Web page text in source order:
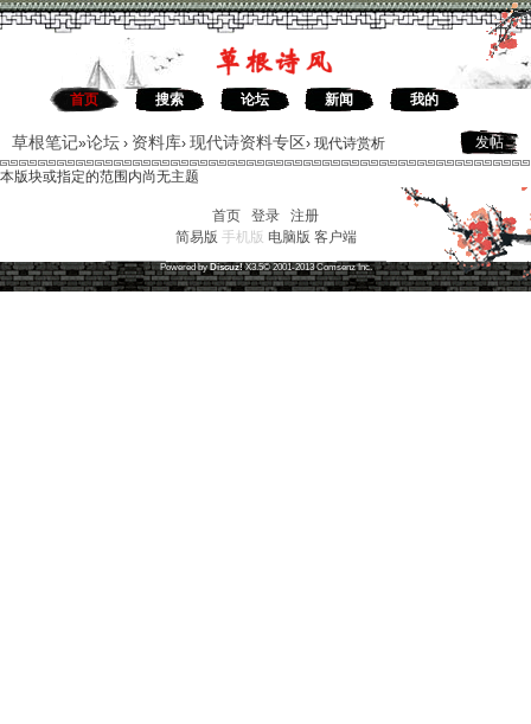
首页 搜索 论坛 新闻 我的
草根笔记»论坛 › 资料库› 现代诗资料专区› 现代诗赏析 发帖
本版块或指定的范围内尚无主题
首页 登录
注册
简易版 手机版 电脑版 客户端
Powered byDiscuz! X3.5© 2001-2013ComsenzInc.